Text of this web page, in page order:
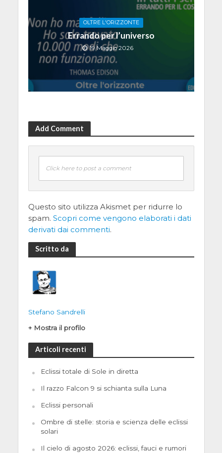
OLTRE L'ORIZZONTE
Errando per l’universo
19 Maggio 2026
Add Comment
Click here to post a comment
Questo sito utilizza Akismet per ridurre lo
spam. Scopri come vengono elaborati i dati
derivati dai commenti.
Scritto da
Stefano Sandrelli
+ Mostra il profilo
Articoli recenti
Eclissi totale di Sole in diretta
Il razzo Falcon 9 si schianta sulla Luna
Eclissi personali
Ombre di stelle: storia e scienza delle eclissi
solari
Il cielo di agosto 2026: eclissi, fauci e rumori